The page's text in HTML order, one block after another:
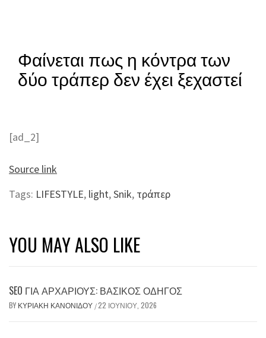
Φαίνεται πως η κόντρα των
δύο τράπερ δεν έχει ξεχαστεί
[ad_2]
Source link
Tags: LIFESTYLE, light,Snik, τράπερ
YOU MAY ALSO LIKE
SEO ΓΙΑ ΑΡΧΆΡΙΟΥΣ: ΒΑΣΙΚΌΣ ΟΔΗΓΌΣ
BY ΚΥΡΙΑΚΉ ΚΑΝΟΝΊΔΟΥ /22 ΙΟΥΝΊΟΥ, 2026